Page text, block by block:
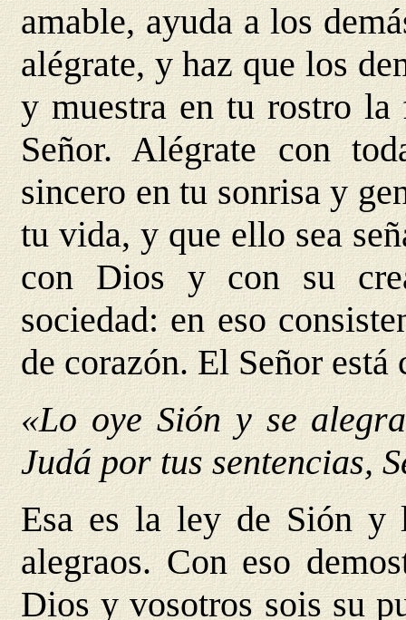
amable, ayuda a los
alégrate, y haz que los
y muestra en tu rostro
Señor. Alégrate con
sincero en tu sonrisa y
tu vida, y que ello sea
con Dios y con su
sociedad: en eso
de corazón. El Señor está
«Lo oye Sión y se
Judá por tus sentencias,
Esa es la ley de Sión y
alegraos. Con eso
Dios y vosotros sois su